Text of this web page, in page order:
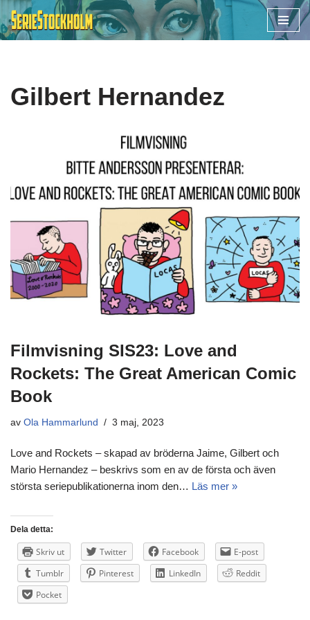
Hoppa
Gilbert Hernandez
Filmvisning SIS23: Love and
Rockets: The Great American Comic
Book
av Ola Hammarlund 3 maj, 2023
Love and Rockets – skapad av bröderna Jaime, Gilbert och
Mario Hernandez – beskrivs som en av de första och även
största seriepublikationerna inom den… Läs mer »
Dela detta:
Skriv ut Twitter Facebook
E-post
Tumblr
Pinterest LinkedIn
Reddit
Pocket